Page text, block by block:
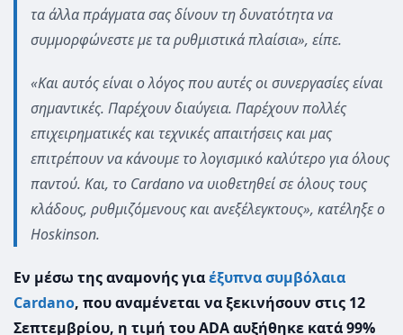
τα άλλα πράγματα σας δίνουν τη δυνατότητα να
συμμορφώνεστε με τα ρυθμιστικά πλαίσια», είπε.
«Και αυτός είναι ο λόγος που αυτές οι συνεργασίες είναι
σημαντικές. Παρέχουν διαύγεια. Παρέχουν πολλές
επιχειρηματικές και τεχνικές απαιτήσεις και μας
επιτρέπουν να κάνουμε το λογισμικό καλύτερο για όλους
παντού. Και, το Cardano να υιοθετηθεί σε όλους τους
κλάδους, ρυθμιζόμενους και ανεξέλεγκτους», κατέληξε ο
Hoskinson.
Εν μέσω της αναμονής γιαέξυπνα συμβόλαια
Cardano, που αναμένεται να ξεκινήσουν στις 12
Σεπτεμβρίου, η τιμή του ADA αυξήθηκε κατά 99%